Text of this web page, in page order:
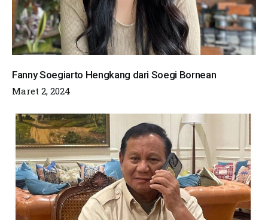
Fanny Soegiarto Hengkang dari Soegi Bornean
Maret 2, 2024